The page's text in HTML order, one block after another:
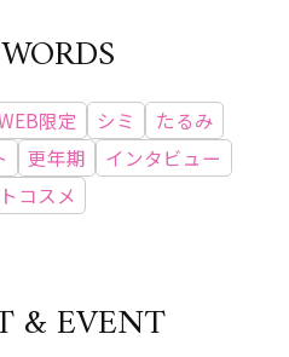
限定 シミ
たるみ
更年期
インタビュー
コスメ
& EVENT